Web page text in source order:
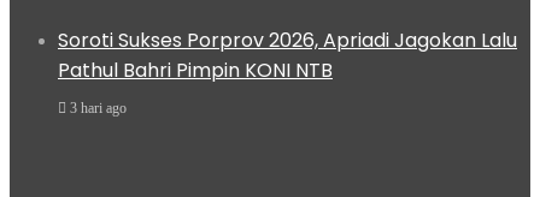
Soroti Sukses Porprov 2026, Apriadi Jagokan Lalu
Pathul Bahri Pimpin KONI NTB
3 hari ago